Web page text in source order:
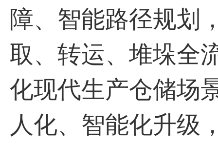
障、智能路径规划
取、转运、堆垛全
化现代生产仓储场
人化、智能化升级